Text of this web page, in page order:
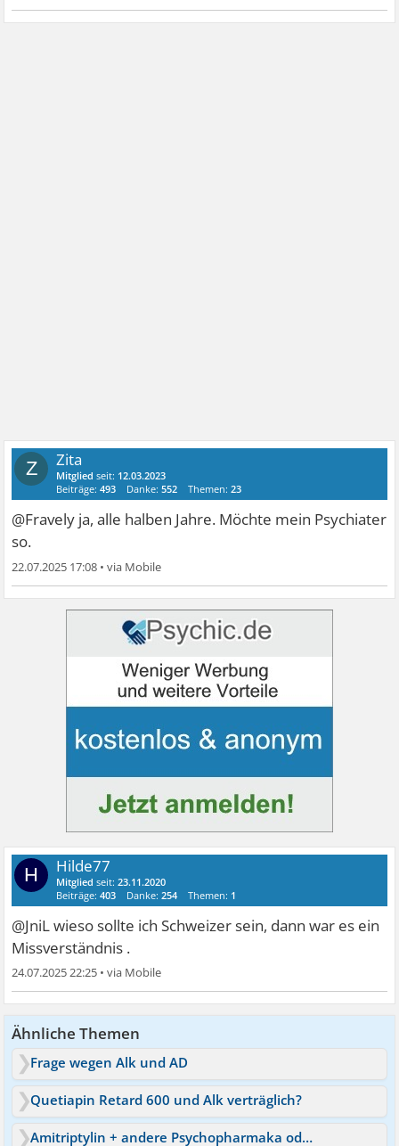
Z Zita
Mitglied seit: 12.03.2023
Beiträge:493 Danke:552 Themen:23
@Fravely ja, alle halben Jahre. Möchte mein Psychiater
so.
22.07.2025 17:08 •
H Hilde77
Mitglied seit:23.11.2020
Beiträge:403 Danke:254 Themen: 1
@JniL wieso sollte ich Schweizer sein, dann war es ein
Missverständnis .
24.07.2025 22:25 •
Ähnliche Themen
Frage wegen Alk und AD
Quetiapin Retard 600 und Alk verträglich?
Amitriptylin + andere Psychopharmaka oder lieber Alk?